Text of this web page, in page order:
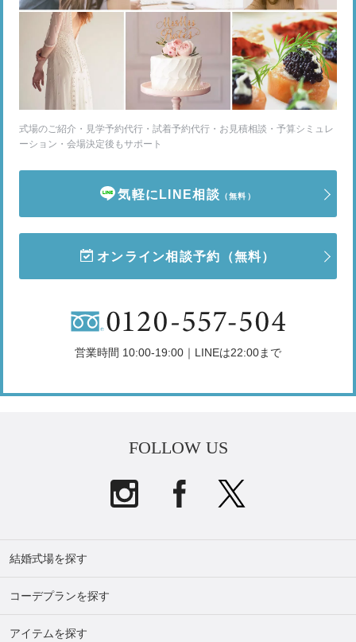
式場のご紹介・見学予約代行・試着予約代行・お見積相談・予算シミュレ
ーション・会場決定後もサポート
気軽にLINE相談 （無料）
オンライン相談予約 （無料）
営業時間 10:00-19:00｜LINEは22:00まで
FOLLOW US
結婚式場を探す
コーデプランを探す
アイテムを探す